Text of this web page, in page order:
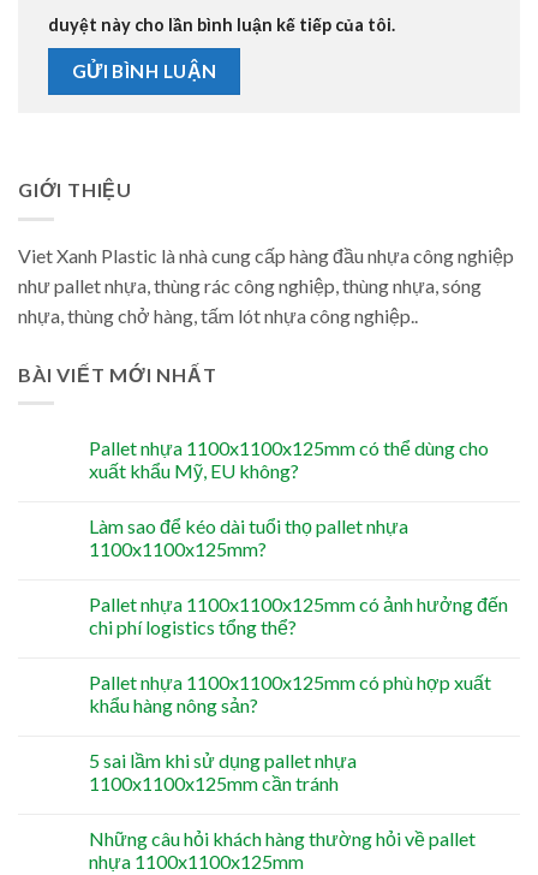
duyệt này cho lần bình luận kế tiếp của tôi.
GIỚI THIỆU
Viet Xanh Plastic là nhà cung cấp hàng đầu nhựa công nghiệp
như pallet nhựa, thùng rác công nghiệp, thùng nhựa, sóng
nhựa, thùng chở hàng, tấm lót nhựa công nghiệp..
BÀI VIẾT MỚI NHẤT
Pallet nhựa 1100x1100x125mm có thể dùng cho
xuất khẩu Mỹ, EU không?
Làm sao để kéo dài tuổi thọ pallet nhựa
1100x1100x125mm?
Pallet nhựa 1100x1100x125mm có ảnh hưởng đến
chi phí logistics tổng thể?
Pallet nhựa 1100x1100x125mm có phù hợp xuất
khẩu hàng nông sản?
5 sai lầm khi sử dụng pallet nhựa
1100x1100x125mm cần tránh
Những câu hỏi khách hàng thường hỏi về pallet
nhựa 1100x1100x125mm